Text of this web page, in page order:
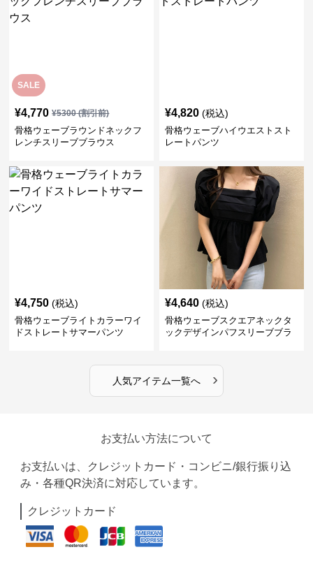
SALE
¥4,770 ¥5300(割引前)
骨格ウェーブラウンドネックフ
レンチスリーブブラウス
¥4,820 (税込)
骨格ウェーブハイウエストスト
レートパンツ
¥4,750 (税込)
骨格ウェーブライトカラーワイ
ドストレートサマーパンツ
¥4,640 (税込)
骨格ウェーブスクエアネックタ
ックデザインパフスリーブブラ
人気アイテム一覧へ ›
お支払い方法について
お支払いは、クレジットカード・コンビニ/銀行振り込
み・各種QR決済に対応しています。
クレジットカード